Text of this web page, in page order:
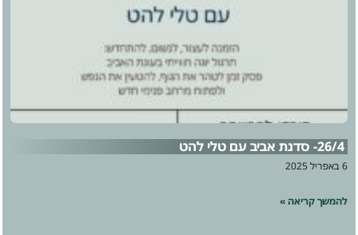
26/4- סדנת אביב עם טלי להט
6 באפריל 2025
להמשך קריאה »